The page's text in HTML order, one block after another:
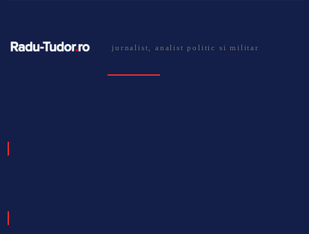
jurnalist, analist politic si militar